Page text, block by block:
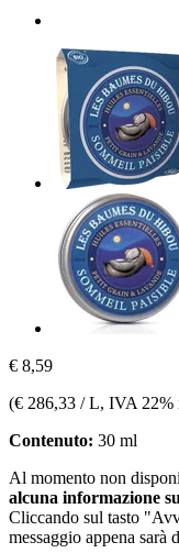
€ 8,59
(€ 286,33 / L, IVA 22%
Contenuto: 30 ml
Al momento non
alcuna informazione
Cliccando sul tasto
messaggio appena sarà